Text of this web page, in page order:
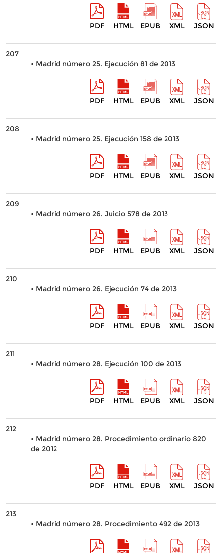
PDF HTML EPUB XML JSON
207
• Madrid número 25. Ejecución 81 de 2013
PDF HTML EPUB XML JSON
208
• Madrid número 25. Ejecución 158 de 2013
PDF HTML EPUB XML JSON
209
• Madrid número 26. Juicio 578 de 2013
PDF HTML EPUB XML JSON
210
• Madrid número 26. Ejecución 74 de 2013
PDF HTML EPUB XML JSON
211
• Madrid número 28. Ejecución 100 de 2013
PDF HTML EPUB XML JSON
212
• Madrid número 28. Procedimiento ordinario 820
de 2012
PDF HTML EPUB XML JSON
213
• Madrid número 28. Procedimiento 492 de 2013